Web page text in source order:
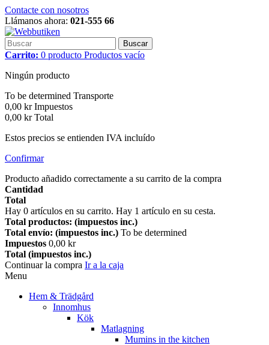
Contacte con nosotros
Llámanos ahora: 021-555 66
Buscar
Carrito: 0 producto Productos vacío
Ningún producto
To be determined Transporte
0,00 kr Impuestos
0,00 kr Total
Estos precios se entienden IVA incluído
Confirmar
Producto añadido correctamente a su carrito de la compra
Cantidad
Total
Hay 0 artículos en su carrito. Hay 1 artículo en su cesta.
Total productos: (impuestos inc.)
Total envío: (impuestos inc.) To be determined
Impuestos 0,00 kr
Total (impuestos inc.)
Continuar la compra Ir a la caja
Menu
Hem & Trädgård
Innomhus
Kök
Matlagning
Mumins in the kitchen